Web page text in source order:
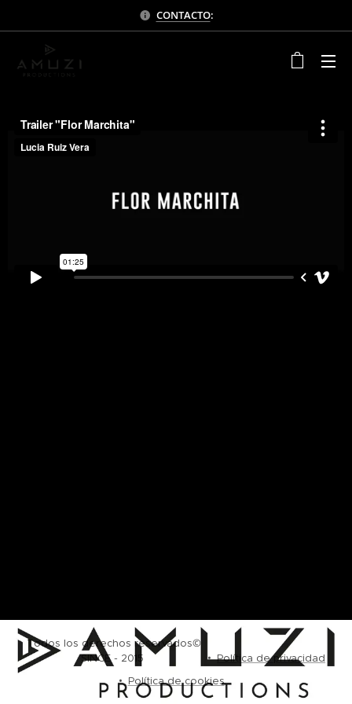
CONTACTO:
Todos los derechos reservados©
SINCE - 2015
Política de privacidad
Política de cookies